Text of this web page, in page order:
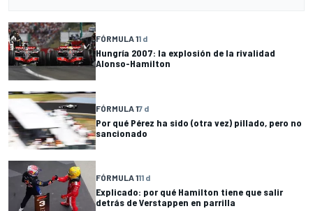
FÓRMULA 11 d
Hungría 2007: la explosión de la rivalidad
Alonso-Hamilton
FÓRMULA 17 d
Por qué Pérez ha sido (otra vez) pillado, pero no
sancionado
FÓRMULA 111 d
Explicado: por qué Hamilton tiene que salir
detrás de Verstappen en parrilla